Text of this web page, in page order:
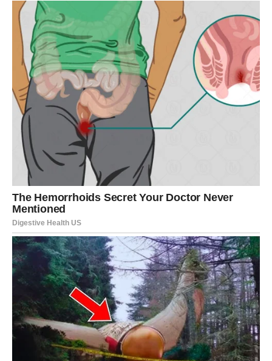
BalkanNews App
EKSKLUZIVNO
Marija je pala sa litice i stradala: Njen dečko Ilija
glumio ucveljenog udovca, a onda je obdukcija
otkrila jezivu istinu
Marija je pala sa litice i stradala: Njen dečko Ilija glumio
ucveljenog udovca, a onda je obdukcija otkrila jezivu istinu
1.0K 234 145